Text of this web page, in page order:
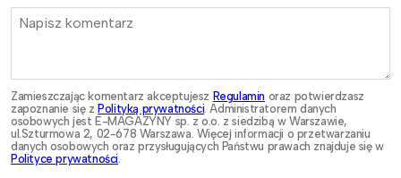
Zamieszczając komentarz akceptujesz Regulamin oraz potwierdzasz
zapoznanie się zPolityką prywatności . Administratorem danych
osobowych jest E-MAGAZYNY sp. z o.o. z siedzibą w Warszawie,
ul.Szturmowa 2, 02-678 Warszawa. Więcej informacji o przetwarzaniu
danych osobowych oraz przysługujących Państwu prawach znajduje się w
Polityce prywatności